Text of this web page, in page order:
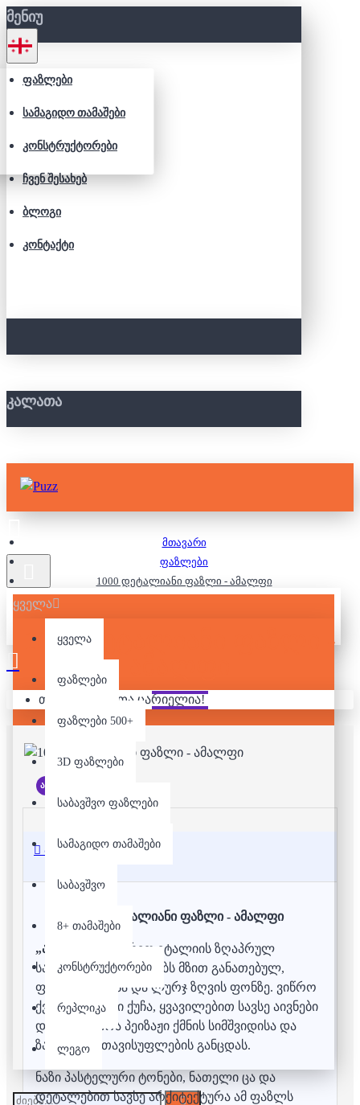
ᲛᲔᲜᲘᲣ
ᲤᲐᲖᲚᲔᲑᲘ
ᲡᲐᲛᲐᲒᲘᲓᲝ ᲗᲐᲛᲐᲨᲔᲑᲘ
ᲙᲝᲜᲡᲢᲠᲣᲥᲢᲝᲠᲔᲑᲘ
ᲩᲕᲔᲜ ᲨᲔᲡᲐᲮᲔᲑ
ᲑᲚᲝᲒᲘ
ᲙᲝᲜᲢᲐᲥᲢᲘ
ᲙᲐᲚᲐᲗᲐ
ყველა
ყველა
ფაზლები
ფაზლები 500+
3D ფაზლები
საბავშვო ფაზლები
სამაგიდო თამაშები
საბავშვო
8+ თამაშები
კონსტრუქტორები
რეპლიკა
ლეგო
თქვენი კალათა ცარიელია!
მთავარი
ფაზლები
1000 დეტალიანი ფაზლი - ამალფი
1000 ᲓᲔᲢᲐᲚᲘᲐᲜᲘ ᲤᲐᲖᲚᲘ -
არ არის მარაგში
აღწერა
1000 დეტალიანი ფაზლი - ამალფი
„ამალფი“
სამხრეთ იტალიის ზღაპრულ
სანაპიროს აცოცხლებს მზით განათებულ,
ფერად ქუჩებსა და ლურჯ ზღვის ფონზე. ვიწრო
ქვაფენილიანი ქუჩა, ყვავილებით სავსე აივნები
და ზღვისპირა პეიზაჟი ქმნის სიმშვიდისა და
ზაფხულის თავისუფლების განცდას.
ნაზი პასტელური ტონები, ნათელი ცა და
დეტალებით სავსე არქიტექტურა ამ ფაზლს